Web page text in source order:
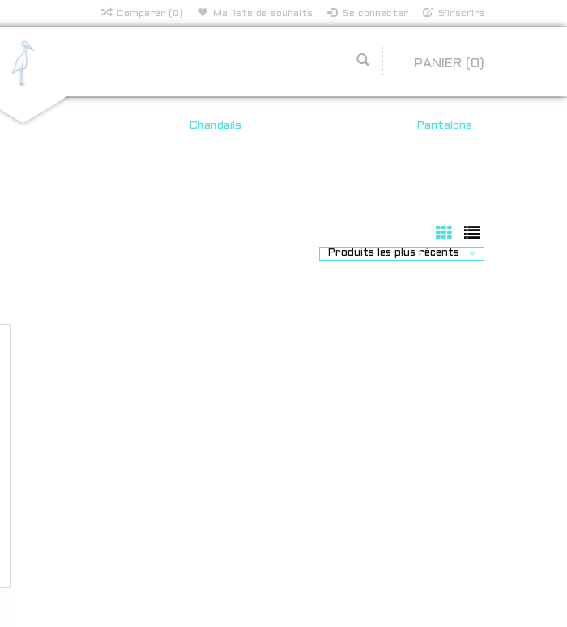
Comparer (0) Ma liste de souhaits Se connecter S'inscrire
PANIER (0)
Chandails Pantalons
Produits les plus récents